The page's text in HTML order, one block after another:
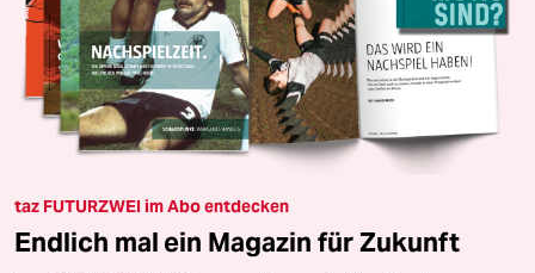
taz FUTURZWEI im Abo entdecken
Endlich mal ein Magazin für Zukunft